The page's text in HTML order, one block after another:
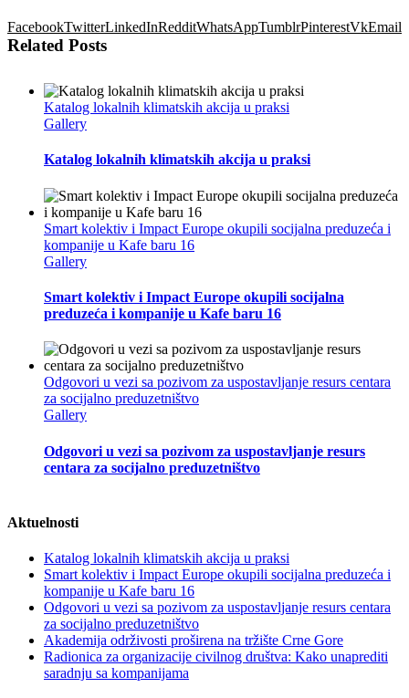
FacebookTwitterLinkedInRedditWhatsAppTumblrPinterestVkEmail
Related Posts
Katalog lokalnih klimatskih akcija u praksi
Gallery
Katalog lokalnih klimatskih akcija u praksi
Smart kolektiv i Impact Europe okupili socijalna preduzeća i
kompanije u Kafe baru 16
Gallery
Smart kolektiv i Impact Europe okupili socijalna
preduzeća i kompanije u Kafe baru 16
Odgovori u vezi sa pozivom za uspostavljanje resurs centara
za socijalno preduzetništvo
Gallery
Odgovori u vezi sa pozivom za uspostavljanje resurs
centara za socijalno preduzetništvo
Aktuelnosti
Katalog lokalnih klimatskih akcija u praksi
Smart kolektiv i Impact Europe okupili socijalna preduzeća i
kompanije u Kafe baru 16
Odgovori u vezi sa pozivom za uspostavljanje resurs centara
za socijalno preduzetništvo
Akademija održivosti proširena na tržište Crne Gore
Radionica za organizacije civilnog društva: Kako unaprediti
saradnju sa kompanijama